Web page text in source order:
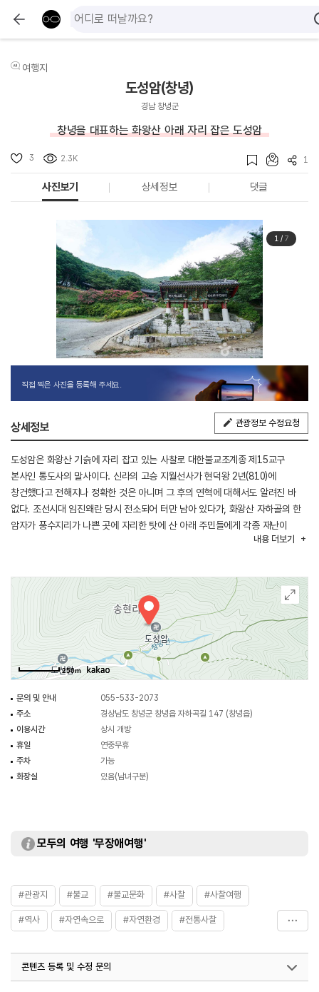
여행지
도성암(창녕)
경남 창녕군
창녕을 대표하는 화왕산 아래 자리 잡은 도성암
3 2.3K 1
사진보기 상세정보 댓글
1/ 7
직접 찍은 사진을 등록해 주세요.
상세정보 관광정보 수정요청
도성암은 화왕산 기슭에 자리 잡고 있는 사찰로 대한불교조계종 제15교구
본사인 통도사의 말사이다. 신라의 고승 지월선사가 현덕왕 2년(810)에
창건했다고 전해지나 정확한 것은 아니며 그 후의 연혁에 대해서도 알려진 바
없다. 조선시대 임진왜란 당시 전소되어 터만 남아 있다가, 화왕산 자하골의 한
암자가 풍수지리가 나쁜 곳에 자리한 탓에 산 아래 주민들에게 각종 재난이
끊이지 않는다고 하여 이를 막기 위해 재건립되었다 한다. 종각을 겸하고 있는
칠성각으로 쓰였던 요사채, 그 옆 축대 위에 삼성각이 있다. 도성암은
아미타부처님의 위신력에 기대어 창녕의 주산이자 절경으로 잘 알려진 화왕산
중턱에 자리를 잡고 있어 현묘한 자성을 찾는 염불기도 영험도량으로 거듭나고
있다. 대웅전에 있는 석조아미타여래좌상은 유형문화재로 지정됐다.
내용 더보기
250m
문의 및 안내
055-533-2073
주소
경상남도 창녕군 창녕읍 자하곡길 147 (창녕읍)
이용시간
상시 개방
휴일
연중무휴
주차
가능
화장실
있음(남녀구분)
모두의 여행 '무장애여행'
#관광지 #불교 #불교문화 #사찰 #사찰여행
#역사 #자연속으로 #자연환경 #전통사찰
#화왕산도성암 #화왕산사찰
콘텐츠 등록 및 수정 문의